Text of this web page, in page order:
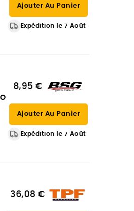
Ajouter Au Panier
Expédition le 7 Août
8,95 €
Ajouter Au Panier
Expédition le 7 Août
36,08 €